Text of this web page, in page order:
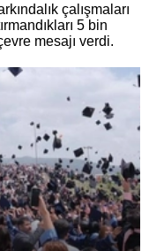
çalışmaları
5 bin
mesajı verdi.